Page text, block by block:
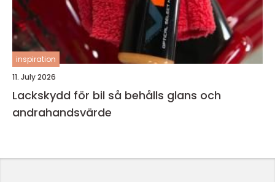
inspiration
11. July 2026
Lackskydd för bil så behålls glans och
andrahandsvärde